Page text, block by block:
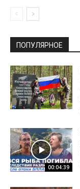
ПОПУЛЯРНОЕ
00:04:39